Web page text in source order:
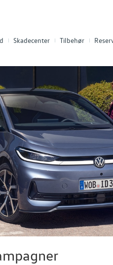
Skadecenter Tilbehør